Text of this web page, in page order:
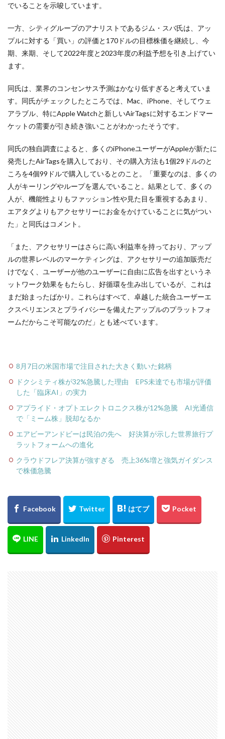
でいることを示唆しています。
一方、シティグループのアナリストであるジム・スバ氏は、アッ
プルに対する「買い」の評価と170ドルの目標株価を継続し、今
期、来期、そして2022年度と2023年度の利益予想を引き上げてい
ます。
同氏は、業界のコンセンサス予測はかなり低すぎると考えていま
す。同氏がチェックしたところでは、Mac、iPhone、そしてウェ
アラブル、特にApple Watchと新しいAirTagsに対するエンドマー
ケットの需要が引き続き強いことがわかったそうです。
同氏の独自調査によると、多くのiPhoneユーザーがAppleが新たに
発売したAirTagsを購入しており、その購入方法も1個29ドルのと
ころを4個99ドルで購入しているとのこと。「重要なのは、多くの
人がキーリングやループを選んでいること。結果として、多くの
人が、機能性よりもファッション性や見た目を重視するあまり、
エアタグよりもアクセサリーにお金をかけていることに気がつい
た」と同氏はコメント。
「また、アクセサリーはさらに高い利益率を持っており、アップ
ルの世界レベルのマーケティングは、アクセサリーの追加販売だ
けでなく、ユーザーが他のユーザーに自由に広告を出すというネ
ットワーク効果をもたらし、好循環を生み出しているが、これは
まだ始まったばかり。これらはすべて、卓越した統合ユーザーエ
クスペリエンスとプライバシーを備えたアップルのプラットフォ
ームだからこそ可能なのだ」とも述べています。
8月7日の米国市場で注目された大きく動いた銘柄
ドクシミティ株が32%急騰した理由 EPS未達でも市場が評価
した「臨床AI」の実力
アプライド・オプトエレクトロニクス株が12%急騰 AI光通信
で「ミーム株」脱却なるか
エアビーアンドビーは民泊の先へ 好決算が示した世界旅行プ
ラットフォームへの進化
クラウドフレア決算が強すぎる 売上36%増と強気ガイダンス
で株価急騰